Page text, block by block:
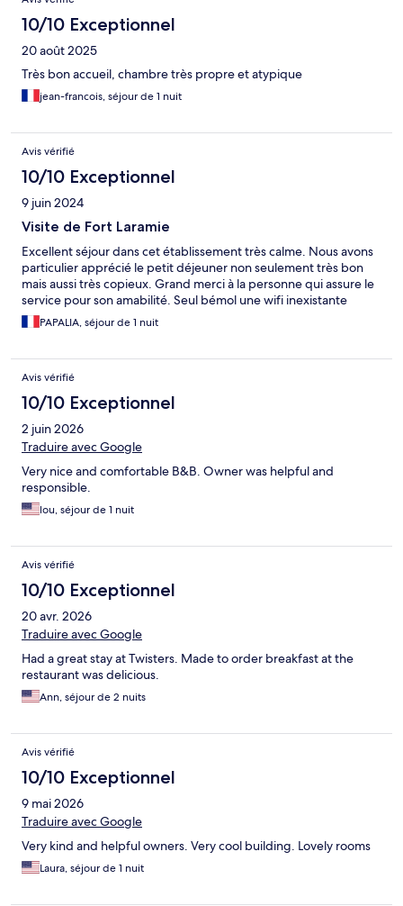
10/10 Exceptionnel
20 août 2025
Très bon accueil, chambre très propre et atypique
jean-francois, séjour de 1 nuit
Avis vérifié
10/10 Exceptionnel
9 juin 2024
Visite de Fort Laramie
Excellent séjour dans cet établissement très calme. Nous avons
particulier apprécié le petit déjeuner non seulement très bon
mais aussi très copieux. Grand merci à la personne qui assure le
service pour son amabilité. Seul bémol une wifi inexistante
PAPALIA, séjour de 1 nuit
Avis vérifié
10/10 Exceptionnel
2 juin 2026
Traduire avec Google
Very nice and comfortable B&B. Owner was helpful and
responsible.
lou, séjour de 1 nuit
Avis vérifié
10/10 Exceptionnel
20 avr. 2026
Traduire avec Google
Had a great stay at Twisters. Made to order breakfast at the
restaurant was delicious.
Ann, séjour de 2 nuits
Avis vérifié
10/10 Exceptionnel
9 mai 2026
Traduire avec Google
Very kind and helpful owners. Very cool building. Lovely rooms
Laura, séjour de 1 nuit